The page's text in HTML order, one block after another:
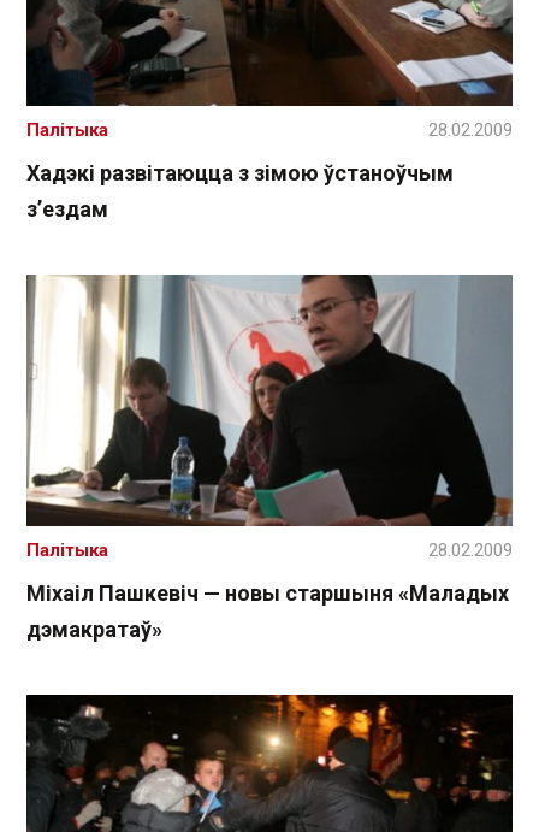
Хадэкі развітаюцца з зімою ўстаноўчым
з’ездам
Палітыка 28.02.2009
Міхаіл Пашкевіч — новы старшыня «Маладых
дэмакратаў»
Палітыка 28.02.2009